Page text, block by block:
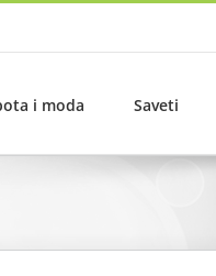
i moda Saveti